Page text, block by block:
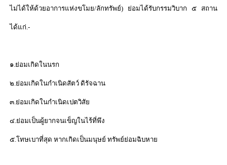
ไม่ได้ให้ด้วยอาการแห่งขโมย/ลักทรัพย์) ย่อมได้รับกรรมวิบาก ๕ สถาน
ได้แก่.-
๑.ย่อมเกิดในนรก
๒.ย่อมเกิดในกำเนิดสัตว์ ดิรัจฉาน
๓.ย่อมเกิดในกำเนิดเปตวิสัย
๔.ย่อมเป็นผู้ยากจนเข็ญในไร้ที่พึง
๕.โทษเบาที่สุด หากเกิดเป็นมนุษย์ ทรัพย์ย่อมฉิบหาย